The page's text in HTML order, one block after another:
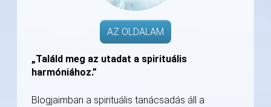
AZ OLDALAM
„Találd meg az utadat a spirituális
harmóniához.”
Blogjaimban a spirituális tanácsadás áll a